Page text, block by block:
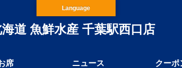
道 魚鮮水産 千葉駅西口店
席 ニュース クーポ
Language